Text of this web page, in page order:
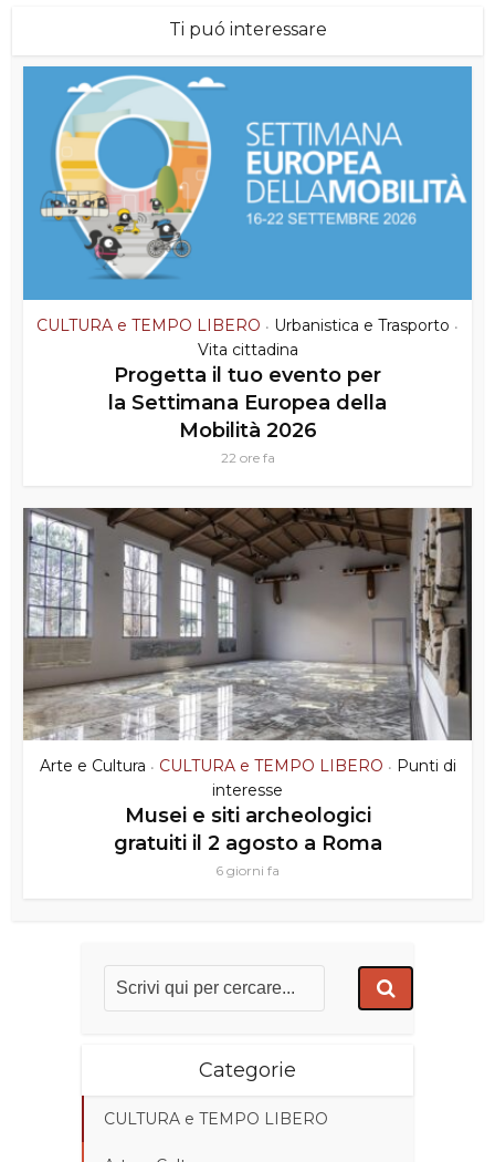
Ti puó interessare
CULTURA e TEMPO LIBERO • Urbanistica e Trasporto •
Vita cittadina
Progetta il tuo evento per
la Settimana Europea della
Mobilità 2026
22 ore fa
Arte e Cultura • CULTURA e TEMPO LIBERO • Punti di
interesse
Musei e siti archeologici
gratuiti il 2 agosto a Roma
6 giorni fa
Categorie
CULTURA e TEMPO LIBERO